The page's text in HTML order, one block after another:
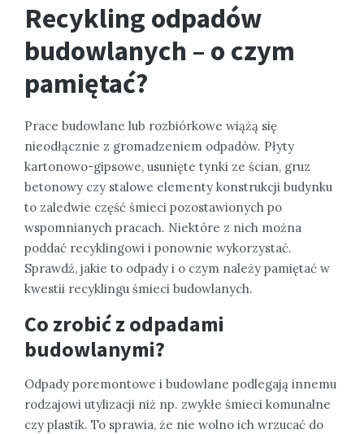
Recykling odpadów
budowlanych – o czym
pamiętać?
Prace budowlane lub rozbiórkowe wiążą się
nieodłącznie z gromadzeniem odpadów. Płyty
kartonowo-gipsowe, usunięte tynki ze ścian, gruz
betonowy czy stalowe elementy konstrukcji budynku
to zaledwie część śmieci pozostawionych po
wspomnianych pracach. Niektóre z nich można
poddać recyklingowi i ponownie wykorzystać.
Sprawdź, jakie to odpady i o czym należy pamiętać w
kwestii recyklingu śmieci budowlanych.
Co zrobić z odpadami
budowlanymi?
Odpady poremontowe i budowlane podlegają innemu
rodzajowi utylizacji niż np. zwykłe śmieci komunalne
czy plastik. To sprawia, że nie wolno ich wrzucać do